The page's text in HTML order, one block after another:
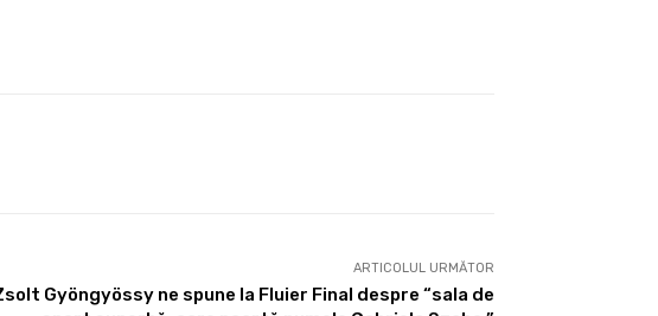
ARTICOLUL URMĂTOR
Gyöngyössy ne spune la Fluier Final despre “sala de